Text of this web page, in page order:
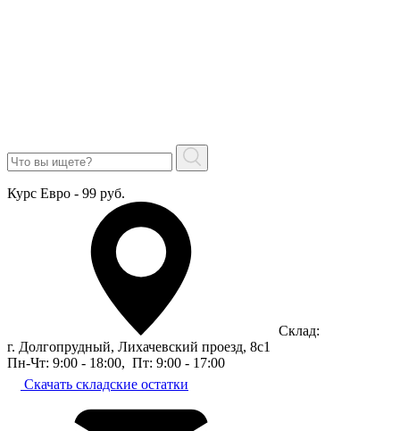
Курс Евро - 99 руб.
Склад:
г. Долгопрудный, Лихачевский проезд, 8c1
Пн-Чт: 9:00 - 18:00, Пт: 9:00 - 17:00
Скачать складские остатки